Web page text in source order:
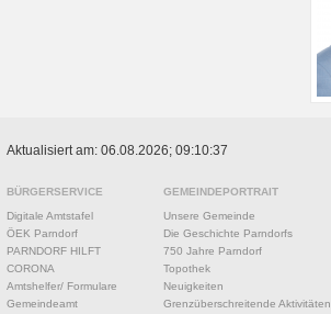
Aktualisiert am: 06.08.2026; 09:10:37
BÜRGERSERVICE
Digitale Amtstafel
ÖEK Parndorf
PARNDORF HILFT
CORONA
Amtshelfer/ Formulare
Gemeindeamt
GEMEINDEPORTRAIT
Unsere Gemeinde
Die Geschichte Parndorfs
750 Jahre Parndorf
Topothek
Neuigkeiten
Grenzüberschreitende Aktivitäten